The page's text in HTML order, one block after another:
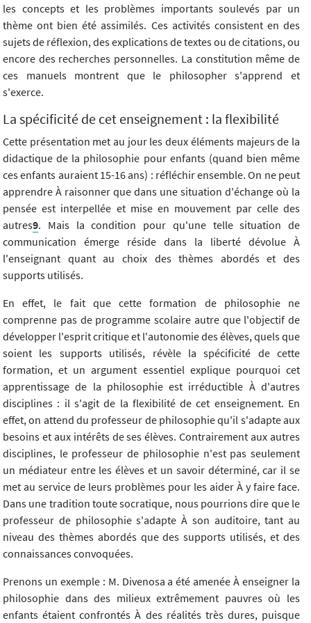
les concepts et les problèmes importants soulevés par un
thème ont bien été assimilés. Ces activités consistent en des
sujets de réflexion, des explications de textes ou de citations, ou
encore des recherches personnelles. La constitution même de
ces manuels montrent que le philosopher s'apprend et
s'exerce.
La spécificité de cet enseignement : la flexibilité
Cette présentation met au jour les deux éléments majeurs de la
didactique de la philosophie pour enfants (quand bien même
ces enfants auraient 15-16 ans) : réfléchir ensemble. On ne peut
apprendre À raisonner que dans une situation d'échange où la
pensée est interpellée et mise en mouvement par celle des
autres9. Mais la condition pour qu'une telle situation de
communication émerge réside dans la liberté dévolue À
l'enseignant quant au choix des thèmes abordés et des
supports utilisés.
En effet, le fait que cette formation de philosophie ne
comprenne pas de programme scolaire autre que l'objectif de
développer l'esprit critique et l'autonomie des élèves, quels que
soient les supports utilisés, révèle la spécificité de cette
formation, et un argument essentiel explique pourquoi cet
apprentissage de la philosophie est irréductible À d'autres
disciplines : il s'agit de la flexibilité de cet enseignement. En
effet, on attend du professeur de philosophie qu'il s'adapte aux
besoins et aux intérêts de ses élèves. Contrairement aux autres
disciplines, le professeur de philosophie n'est pas seulement
un médiateur entre les élèves et un savoir déterminé, car il se
met au service de leurs problèmes pour les aider À y faire face.
Dans une tradition toute socratique, nous pourrions dire que le
professeur de philosophie s'adapte À son auditoire, tant au
niveau des thèmes abordés que des supports utilisés, et des
connaissances convoquées.
Prenons un exemple : M. Divenosa a été amenée À enseigner la
philosophie dans des milieux extrêmement pauvres où les
enfants étaient confrontés À des réalités très dures, puisque